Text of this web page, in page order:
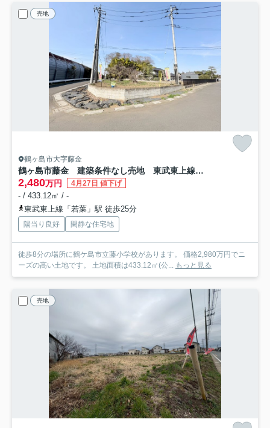
売地
鶴ヶ島市大字藤金
鶴ヶ島市藤金 建築条件なし売地 東武東上線『若葉駅』徒歩25分 【藤小学区】
2,480万円 4月27日 値下げ
- / 433.12㎡ / -
東武東上線「若葉」駅 徒歩25分
陽当り良好 閑静な住宅地
徒歩8分の場所に鶴ケ島市立藤小学校があります。 価格2,980万円でニ
ーズの高い土地です。 土地面積は433.12㎡(公... もっと見る
売地